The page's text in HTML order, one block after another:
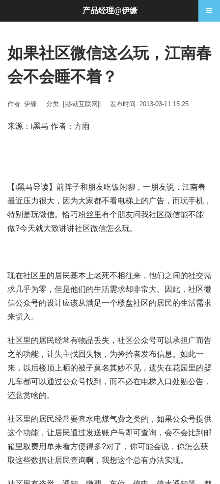
如果社区微信这么玩，江南春
会不会睡不着？
作者: 伊缘 分类: ||移动互联网|| 发布时间: 2013-03-11 15:25
来源：i黑马 作者：方雨
【i黑马导读】前阵子和朋友吃饭闲聊，一朋友说，江南春
最近压力很大，因为大家都不看电梯上的广告，而玩手机，
特别是玩微信。恰巧粉丝里有个朋友问我社区微信能不能
做?今天就大致讲讲社区微信怎么玩。
现在社区里的居民基本上老死不相往来，他们之间的社交需
求几乎为零，但是他们的生活需求却非常大。因此，社区微
信公众号的设计应该从满足一个楼盘社区的居民的生活需求
来切入。
社区里的居民经常有物品丢失，社区公众号可以承担广而告
之的功能，让失主找回失物，为捡拾者发布信息。如此一
来，以后楼顶上晒的被子莫名其妙不见，遗失在花园里的婴
儿车都可以通过公众号找到，而不必在电梯入口处贴公告，
还悬赏啥的。
社区里的居民经常要查水电煤气费之类的，如果公众号提供
这个功能，让居民通过发送账户号即可查询，会不会比到邮
箱里取费用单来看方便得多?对了，你可能会说，你怎么获
取这些数据让居民查询啊，我想这个总有办法实现。
产品经理@伊缘